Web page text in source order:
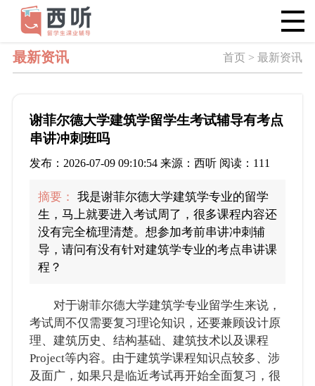
最新资讯 首页 > 最新资讯
谢菲尔德大学建筑学留学生考试辅导有考点
串讲冲刺班吗
发布：2026-07-09 09:10:54 来源：西听 阅读：111
摘要：
我是谢菲尔德大学建筑学专业的留学
生，马上就要进入考试周了，很多课程内容还
没有完全梳理清楚。想参加考前串讲冲刺辅
导，请问有没有针对建筑学专业的考点串讲课
程？
对于谢菲尔德大学建筑学专业留学生来说，
考试周不仅需要复习理论知识，还要兼顾设计原
理、建筑历史、结构基础、建筑技术以及课程
Project等内容。由于建筑学课程知识点较多、涉
及面广，如果只是临近考试再开始全面复习，很